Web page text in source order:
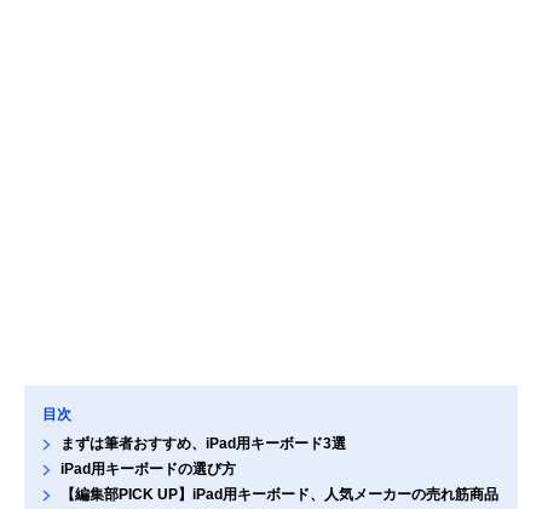
目次
まずは筆者おすすめ、iPad用キーボード3選
iPad用キーボードの選び方
【編集部PICK UP】iPad用キーボード、人気メーカーの売れ筋商品